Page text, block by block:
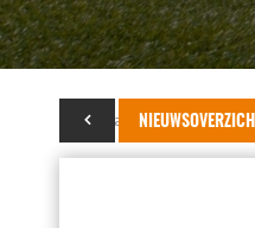
NIEUWSOVERZICHT
29 januari 2026